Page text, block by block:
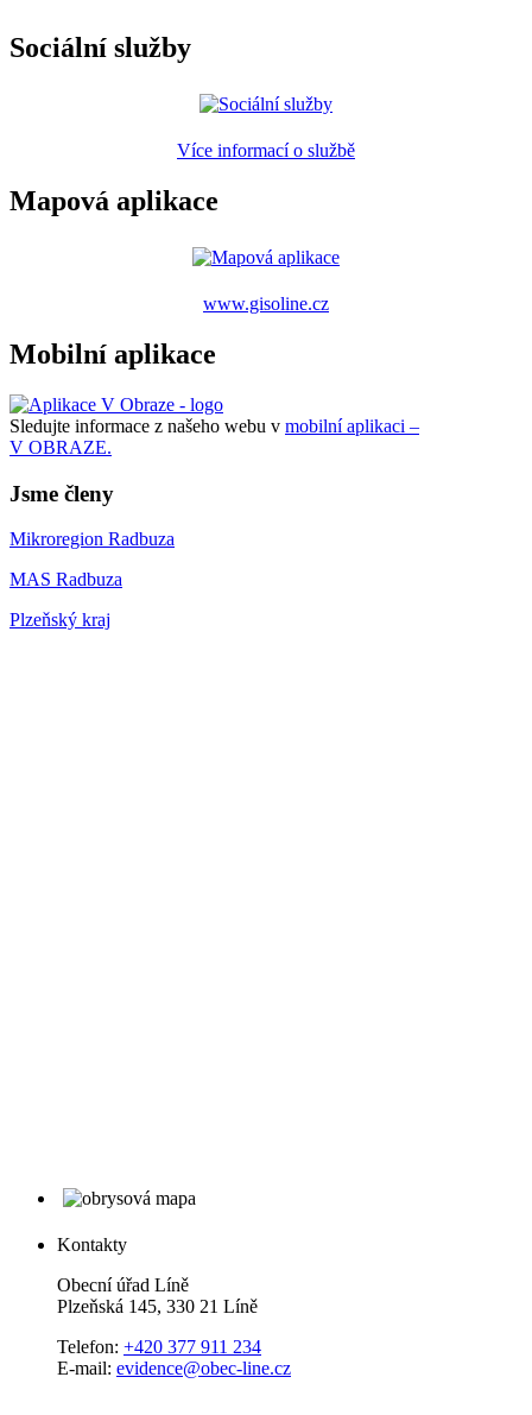
Sociální služby
Více informací o službě
Mapová aplikace
www.gisoline.cz
Mobilní aplikace
Sledujte informace z našeho webu v mobilní aplikaci –
V OBRAZE.
Jsme členy
Mikroregion Radbuza
MAS Radbuza
Plzeňský kraj
Kontakty
Obecní úřad Líně
Plzeňská 145, 330 21 Líně
Telefon: +420 377 911 234
E-mail: evidence@obec-line.cz